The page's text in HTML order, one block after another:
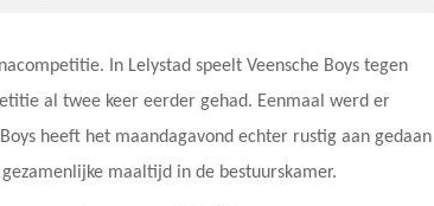
In Lelystad speelt Veensche Boys tegen
al twee keer eerder gehad. Eenmaal werd er
heeft het maandagavond echter rustig aan gedaan
maaltijd in de bestuurskamer.